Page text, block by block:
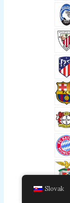
Slovak